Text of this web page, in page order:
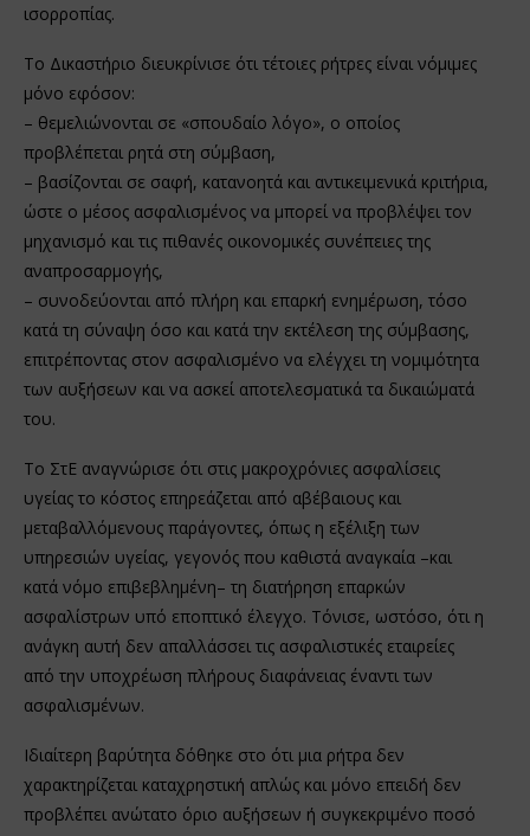
ισορροπίας.
Το Δικαστήριο διευκρίνισε ότι τέτοιες ρήτρες είναι νόμιμες
μόνο εφόσον:
– θεμελιώνονται σε «σπουδαίο λόγο», ο οποίος
προβλέπεται ρητά στη σύμβαση,
– βασίζονται σε σαφή, κατανοητά και αντικειμενικά κριτήρια,
ώστε ο μέσος ασφαλισμένος να μπορεί να προβλέψει τον
μηχανισμό και τις πιθανές οικονομικές συνέπειες της
αναπροσαρμογής,
– συνοδεύονται από πλήρη και επαρκή ενημέρωση, τόσο
κατά τη σύναψη όσο και κατά την εκτέλεση της σύμβασης,
επιτρέποντας στον ασφαλισμένο να ελέγχει τη νομιμότητα
των αυξήσεων και να ασκεί αποτελεσματικά τα δικαιώματά
του.
Το ΣτΕ αναγνώρισε ότι στις μακροχρόνιες ασφαλίσεις
υγείας το κόστος επηρεάζεται από αβέβαιους και
μεταβαλλόμενους παράγοντες, όπως η εξέλιξη των
υπηρεσιών υγείας, γεγονός που καθιστά αναγκαία –και
κατά νόμο επιβεβλημένη– τη διατήρηση επαρκών
ασφαλίστρων υπό εποπτικό έλεγχο. Τόνισε, ωστόσο, ότι η
ανάγκη αυτή δεν απαλλάσσει τις ασφαλιστικές εταιρείες
από την υποχρέωση πλήρους διαφάνειας έναντι των
ασφαλισμένων.
Ιδιαίτερη βαρύτητα δόθηκε στο ότι μια ρήτρα δεν
χαρακτηρίζεται καταχρηστική απλώς και μόνο επειδή δεν
προβλέπει ανώτατο όριο αυξήσεων ή συγκεκριμένο ποσό